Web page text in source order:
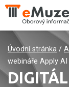
Úvodní stránka /
webináře Apply